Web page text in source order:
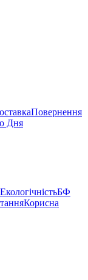
Повернення
Дня
ЕкологічністьБФ
Корисна